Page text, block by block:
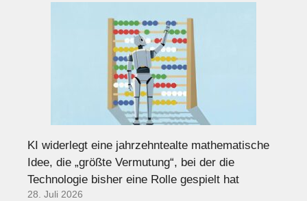
KI widerlegt eine jahrzehntealte mathematische
Idee, die „größte Vermutung“, bei der die
Technologie bisher eine Rolle gespielt hat
28. Juli 2026